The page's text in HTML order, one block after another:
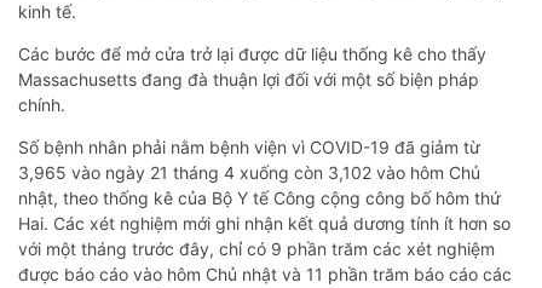
kinh tế.
Các bước để mở cửa trở lại được dữ liệu thống kê cho thấy
Massachusetts đang đà thuận lợi đối với một số biện pháp
chính.
Số bệnh nhân phải nằm bệnh viện vì COVID-19 đã giảm từ
3,965 vào ngày 21 tháng 4 xuống còn 3,102 vào hôm Chủ
nhật, theo thống kê của Bộ Y tế Công cộng công bố hôm thứ
Hai. Các xét nghiệm mới ghi nhận kết quả dương tính ít hơn so
với một tháng trước đây, chỉ có 9 phần trăm các xét nghiệm
được báo cáo vào hôm Chủ nhật và 11 phần trăm báo cáo các